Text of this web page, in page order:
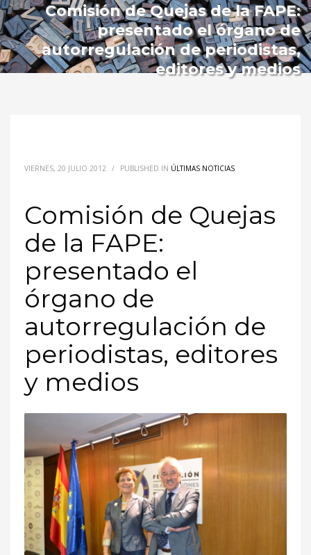
Comisión de Quejas de la FAPE:
presentado el órgano de
autorregulación de periodistas,
editores y medios
VIERNES, 20 JULIO 2012 / PUBLISHED IN ÚLTIMAS NOTICIAS
Comisión de Quejas
de la FAPE:
presentado el
órgano de
autorregulación de
periodistas, editores
y medios